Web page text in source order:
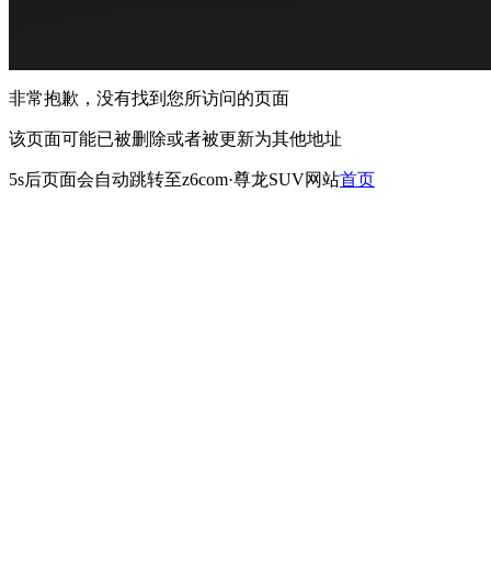
非常抱歉，没有找到您所访问的页面
该页面可能已被删除或者被更新为其他地址
5s后页面会自动跳转至z6com·尊龙SUV网站首页